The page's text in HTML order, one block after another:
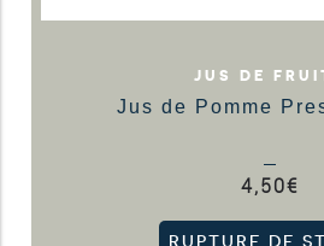
JUS DE
Jus de Pomme
4,50€
RUPTURE DE